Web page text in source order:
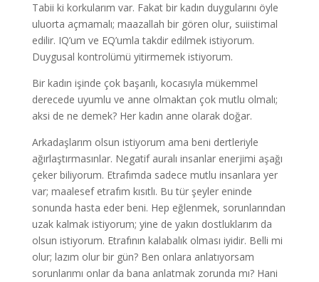
Tabii ki korkularım var. Fakat bir kadın duygularını öyle
uluorta açmamalı; maazallah bir gören olur, suiistimal
edilir. IQ’um ve EQ’umla takdir edilmek istiyorum.
Duygusal kontrolümü yitirmemek istiyorum.
Bir kadın işinde çok başarılı, kocasıyla mükemmel
derecede uyumlu ve anne olmaktan çok mutlu olmalı;
aksi de ne demek? Her kadın anne olarak doğar.
Arkadaşlarım olsun istiyorum ama beni dertleriyle
ağırlaştırmasınlar. Negatif auralı insanlar enerjimi aşağı
çeker biliyorum. Etrafımda sadece mutlu insanlara yer
var; maalesef etrafım kısıtlı. Bu tür şeyler eninde
sonunda hasta eder beni. Hep eğlenmek, sorunlarından
uzak kalmak istiyorum; yine de yakın dostluklarım da
olsun istiyorum. Etrafının kalabalık olması iyidir. Belli mi
olur; lazım olur bir gün? Ben onlara anlatıyorsam
sorunlarımı onlar da bana anlatmak zorunda mı? Hani